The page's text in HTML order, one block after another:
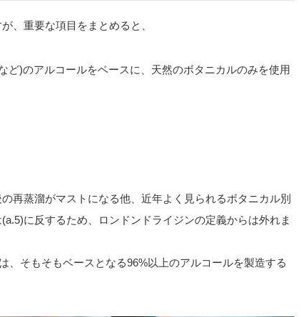
、重要な項目をまとめると、
ど)のアルコールをベースに、天然のボタニカルのみを使用
再蒸溜がマストになる他、近年よく見られるボタニカル別
に反するため、ロンドンドライジンの定義からは外れま
、そもそもベースとなる96%以上のアルコールを製造する